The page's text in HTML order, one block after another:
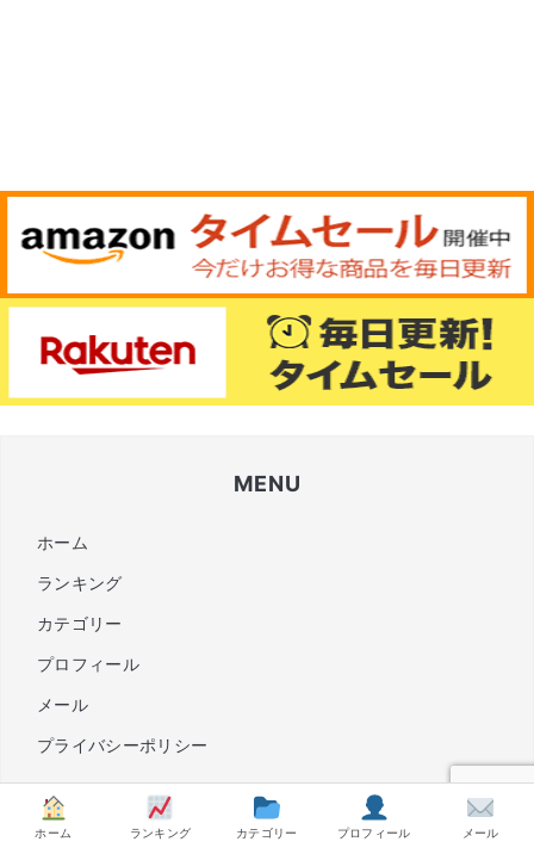
MENU
ホーム
ランキング
カテゴリー
プロフィール
メール
プライバシーポリシー
カテゴリー
ホーム ランキング カテゴリー プロフィール メール